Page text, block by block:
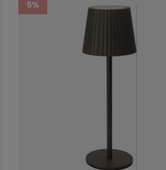
5%